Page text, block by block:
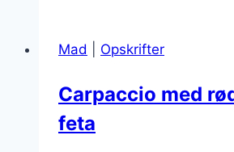
og
Mad Opskrifter
Carpaccio med
feta